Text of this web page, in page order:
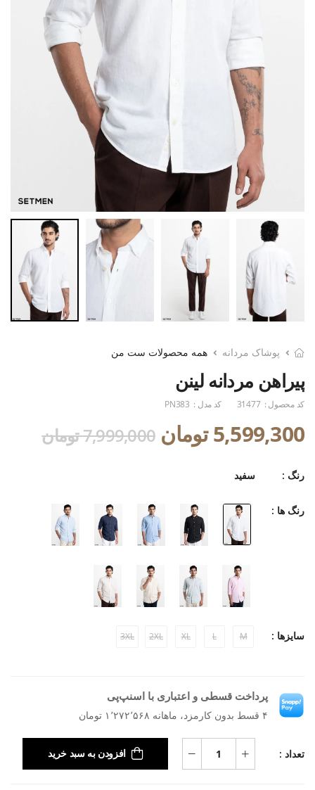
پوشاک مردانه همه محصولات ست من
پیراهن مردانه لینن
کد محصول : 31477 کد مدل : PN383
5,599,300 تومان 7,999,000 تومان
رنگ : سفید
رنگ ها :
سایزها : M
L
XL
2XL
3XL
پرداخت قسطی و اعتباری با اسنپ‌پی
۴ قسط بدون کارمزد، ماهانه ۱٬۲۷۲٬۵۶۸ تومان
تعداد : افزودن به سبد خرید